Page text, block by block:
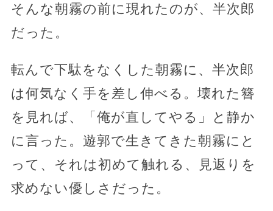
そんな朝霧の前に現れたのが、半次郎
だった。
転んで下駄をなくした朝霧に、半次郎
は何気なく手を差し伸べる。壊れた簪
を見れば、「俺が直してやる」と静か
に言った。遊郭で生きてきた朝霧にと
って、それは初めて触れる、見返りを
求めない優しさだった。